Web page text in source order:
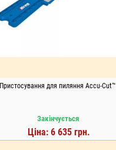
Пристосування для пиляння Accu-Cut™
Закінчується
Ціна: 6 635 грн.